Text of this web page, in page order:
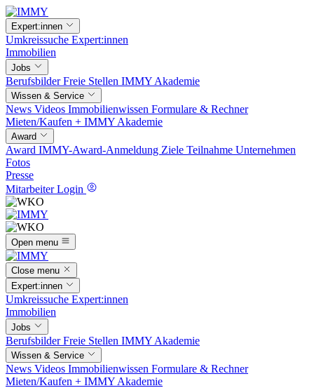
Expert:innen
Umkreissuche Expert:innen
Immobilien
Jobs
BerufsbilderFreie Stellen IMMY Akademie
Wissen & Service
News Videos Immobilienwissen Formulare & Rechner
Mieten/Kaufen + IMMY Akademie
Award
Award IMMY-Award-Anmeldung Ziele Teilnahme Unternehmen
Fotos
Presse
Mitarbeiter Login
Open menu
Close menu
Expert:innen
Umkreissuche Expert:innen
Immobilien
Jobs
BerufsbilderFreie Stellen IMMY Akademie
Wissen & Service
News Videos Immobilienwissen Formulare & Rechner
Mieten/Kaufen + IMMY Akademie